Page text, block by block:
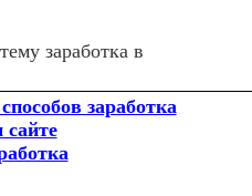
заработка в
заработка